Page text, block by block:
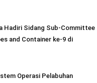
Hadiri Sidang Sub-Committee
and Container ke-9 di
Operasi Pelabuhan